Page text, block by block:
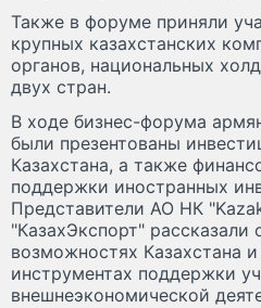
Также в форуме приняли
крупных казахстанских
органов, национальных
двух стран.
В ходе бизнес-форума
были презентованы
Казахстана, а также
поддержки иностранных
Представители АО НК
"КазахЭкспорт" рассказали
возможностях Казахстана
инструментах поддержки
внешнеэкономической